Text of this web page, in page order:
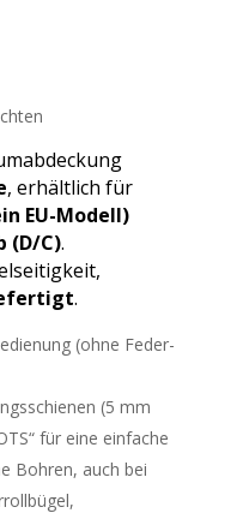
, erhältlich für
EU-Modell)
(D/C).
.
(ohne Feder-
(5 mm
für eine einfache
Bohren, auch bei